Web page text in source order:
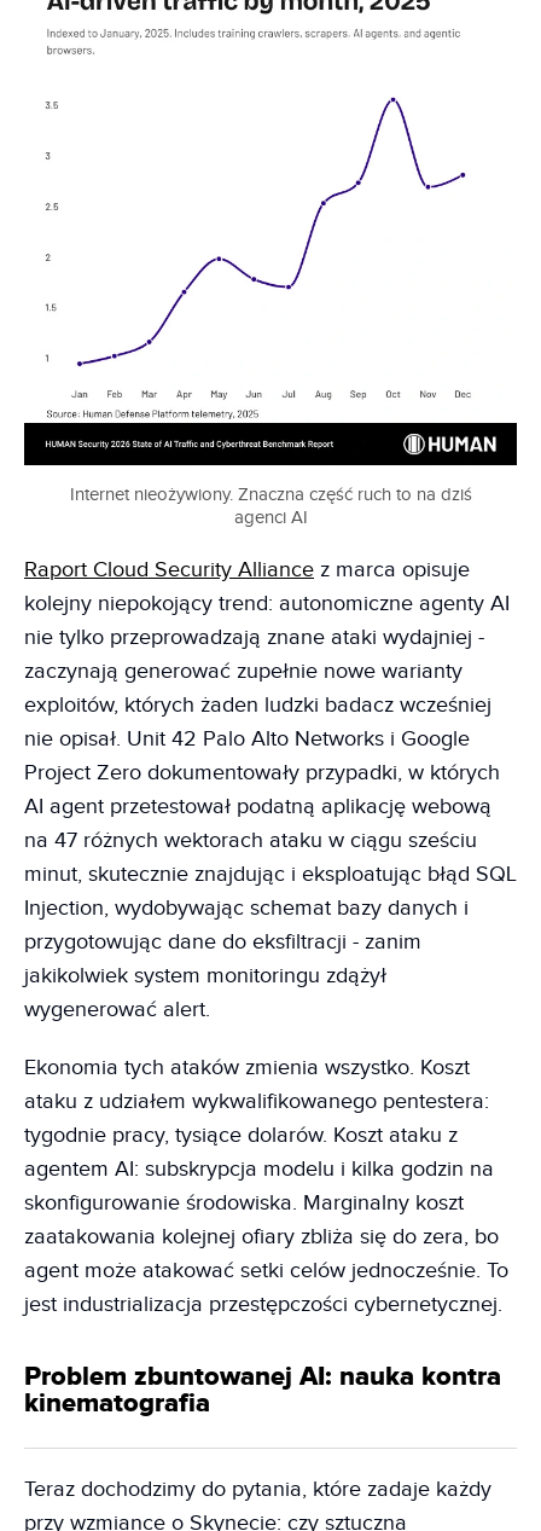
Internet nieożywiony. Znaczna część ruch to na dziś
agenci AI
Raport Cloud Security Alliance z marca opisuje
kolejny niepokojący trend: autonomiczne agenty AI
nie tylko przeprowadzają znane ataki wydajniej -
zaczynają generować zupełnie nowe warianty
exploitów, których żaden ludzki badacz wcześniej
nie opisał. Unit 42 Palo Alto Networks i Google
Project Zero dokumentowały przypadki, w których
AI agent przetestował podatną aplikację webową
na 47 różnych wektorach ataku w ciągu sześciu
minut, skutecznie znajdując i eksploatując błąd SQL
Injection, wydobywając schemat bazy danych i
przygotowując dane do eksfiltracji - zanim
jakikolwiek system monitoringu zdążył
wygenerować alert.
Ekonomia tych ataków zmienia wszystko. Koszt
ataku z udziałem wykwalifikowanego pentestera:
tygodnie pracy, tysiące dolarów. Koszt ataku z
agentem AI: subskrypcja modelu i kilka godzin na
skonfigurowanie środowiska. Marginalny koszt
zaatakowania kolejnej ofiary zbliża się do zera, bo
agent może atakować setki celów jednocześnie. To
jest industrializacja przestępczości cybernetycznej.
Problem zbuntowanej AI: nauka kontra
kinematografia
Teraz dochodzimy do pytania, które zadaje każdy
przy wzmiance o Skynecie: czy sztuczna